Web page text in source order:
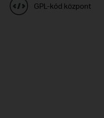
GPL-kód központ